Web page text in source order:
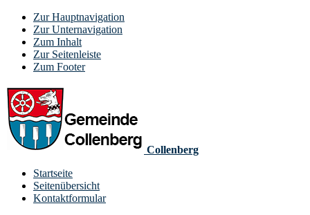
Zur Hauptnavigation
Zur Unternavigation
Zum Inhalt
Zur Seitenleiste
Zum Footer
Collenberg
Startseite
Seitenübersicht
Kontaktformular